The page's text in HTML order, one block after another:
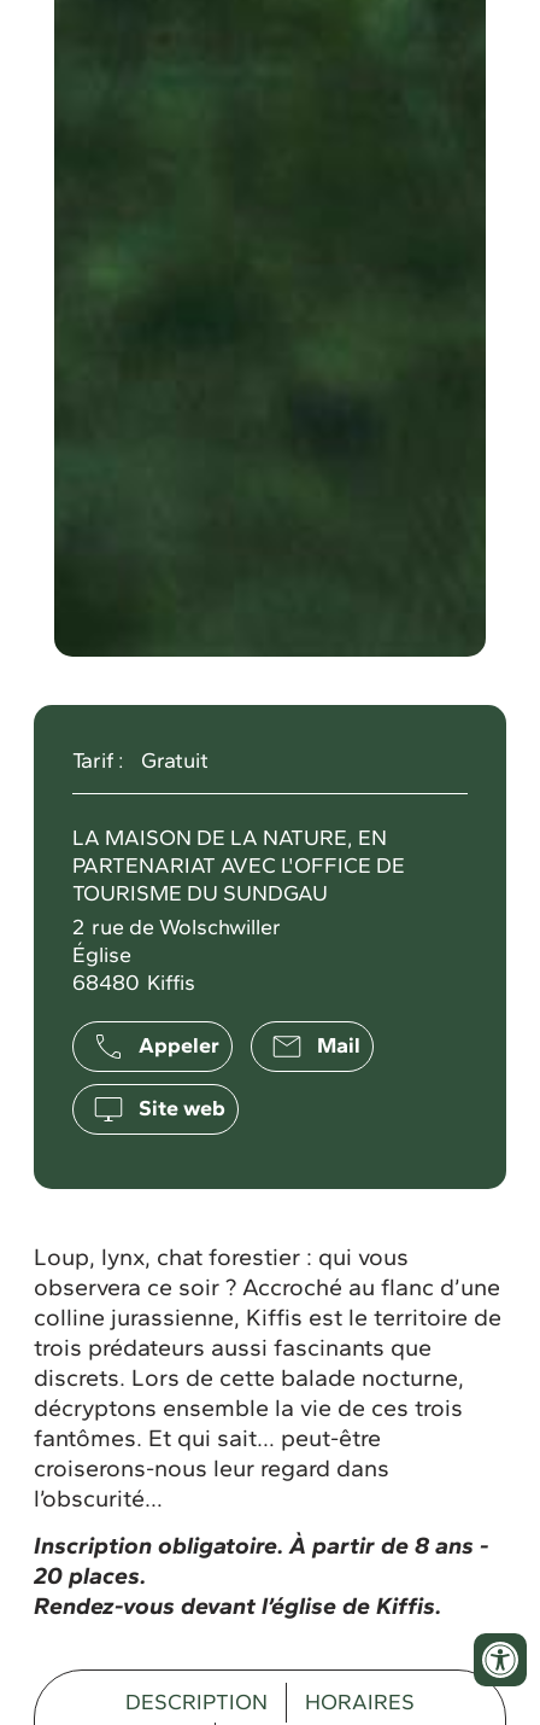
Tarif : Gratuit
LA MAISON DE LA NATURE, EN
PARTENARIAT AVEC L'OFFICE DE
TOURISME DU SUNDGAU
2 rue de Wolschwiller
Église
68480 Kiffis
Appeler Mail
Site web
Loup, lynx, chat forestier : qui vous
observera ce soir ? Accroché au flanc d’une
colline jurassienne, Kiffis est le territoire de
trois prédateurs aussi fascinants que
discrets. Lors de cette balade nocturne,
décryptons ensemble la vie de ces trois
fantômes. Et qui sait… peut-être
croiserons-nous leur regard dans
l’obscurité…
Inscription obligatoire. À partir de 8 ans -
20 places.
Rendez-vous devant l’église de Kiffis.
DESCRIPTION
HORAIRES